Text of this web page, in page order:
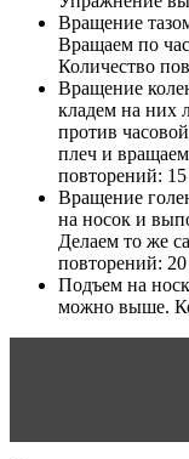
Вращение
Вращаем по
Количество
Вращение
кладем на них
против
плеч и
повторений:
Вращение
на носок и
Делаем то же
повторений:
Подъем на
можно выше.